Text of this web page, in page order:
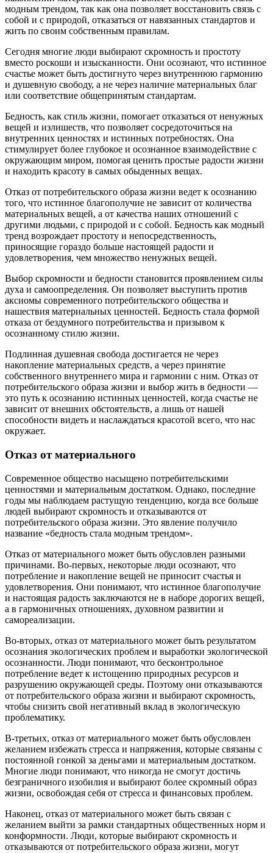
модным трендом, так как она позволяет восстановить связь с
собой и с природой, отказаться от навязанных стандартов и
жить по своим собственным правилам.
Сегодня многие люди выбирают скромность и простоту
вместо роскоши и изысканности. Они осознают, что истинное
счастье может быть достигнуто через внутреннюю гармонию
и душевную свободу, а не через наличие материальных благ
или соответствие общепринятым стандартам.
Бедность, как стиль жизни, помогает отказаться от ненужных
вещей и излишеств, что позволяет сосредоточиться на
внутренних ценностях и истинных потребностях. Она
стимулирует более глубокое и осознанное взаимодействие с
окружающим миром, помогая ценить простые радости жизни
и находить красоту в самых обыденных вещах.
Отказ от потребительского образа жизни ведет к осознанию
того, что истинное благополучие не зависит от количества
материальных вещей, а от качества наших отношений с
другими людьми, с природой и с собой. Бедность как модный
тренд возрождает простоту и непосредственность,
приносящие гораздо больше настоящей радости и
удовлетворения, чем множество ненужных вещей.
Выбор скромности и бедности становится проявлением силы
духа и самоопределения. Он позволяет выступить против
аксиомы современного потребительского общества и
нашествия материальных ценностей. Бедность стала формой
отказа от бездумного потребительства и призывом к
осознанному стилю жизни.
Подлинная душевная свобода достигается не через
накопление материальных средств, а через принятие
собственного внутреннего мира и гармонии с ним. Отказ от
потребительского образа жизни и выбор жить в бедности —
это путь к осознанию истинных ценностей, когда счастье не
зависит от внешних обстоятельств, а лишь от нашей
способности видеть и наслаждаться красотой всего, что нас
окружает.
Отказ от материального
Современное общество насыщено потребительскими
ценностями и материальным достатком. Однако, последние
годы мы наблюдаем растущую тенденцию, когда все больше
людей выбирают скромность и отказываются от
потребительского образа жизни. Это явление получило
название «бедность стала модным трендом».
Отказ от материального может быть обусловлен разными
причинами. Во-первых, некоторые люди осознают, что
потребление и накопление вещей не приносит счастья и
удовлетворения. Они понимают, что истинное благополучие
и настоящая радость заключаются не в наборе дорогих вещей,
а в гармоничных отношениях, духовном развитии и
самореализации.
Во-вторых, отказ от материального может быть результатом
осознания экологических проблем и выработки экологической
осознанности. Люди понимают, что бесконтрольное
потребление ведет к истощению природных ресурсов и
разрушению окружающей среды. Поэтому они отказываются
от потребительского образа жизни и выбирают скромность,
чтобы снизить свой негативный вклад в экологическую
проблематику.
В-третьих, отказ от материального может быть обусловлен
желанием избежать стресса и напряжения, которые связаны с
постоянной гонкой за деньгами и материальным достатком.
Многие люди понимают, что никогда не смогут достичь
безграничного изобилия и выбирают более скромный образ
жизни, освобождая себя от стресса и финансовых проблем.
Наконец, отказ от материального может быть связан с
желанием выйти за рамки стандартных общественных норм и
конформности. Люди, которые выбирают скромность и
отказываются от потребительского образа жизни, могут